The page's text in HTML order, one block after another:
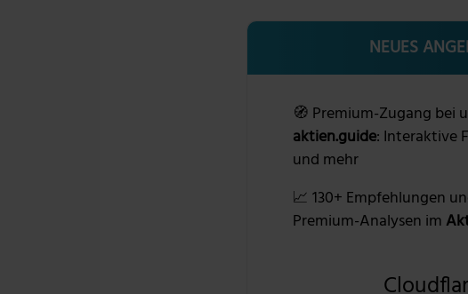
NEUES
🧭 Premium-Zugang bei
aktien.guide: Interaktive
und mehr
📈 130+ Empfehlungen
Premium-Analysen im